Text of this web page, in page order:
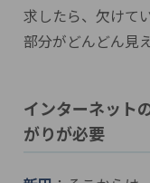
求したら、欠けて
部分がどんどん見
インターネット
がりが必要